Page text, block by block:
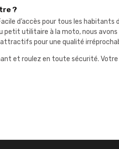
?
d’accès pour tous les
petit utilitaire à la moto, nous
pour une qualité
et roulez en toute sécurité.